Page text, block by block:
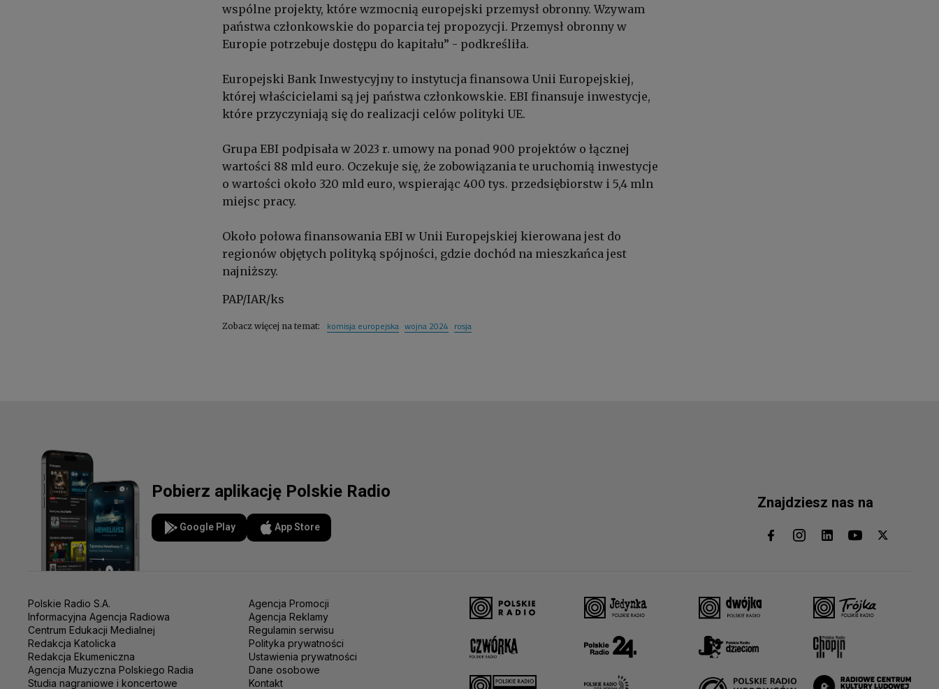
wspólne projekty, które wzmocnią europejski przemysł obronny. Wzywam
państwa członkowskie do poparcia tej propozycji. Przemysł obronny w
Europie potrzebuje dostępu do kapitału” - podkreśliła.
Europejski Bank Inwestycyjny to instytucja finansowa Unii Europejskiej,
której właścicielami są jej państwa członkowskie. EBI finansuje inwestycje,
które przyczyniają się do realizacji celów polityki UE.
Grupa EBI podpisała w 2023 r. umowy na ponad 900 projektów o łącznej
wartości 88 mld euro. Oczekuje się, że zobowiązania te uruchomią inwestycje
o wartości około 320 mld euro, wspierając 400 tys. przedsiębiorstw i 5,4 mln
miejsc pracy.
Około połowa finansowania EBI w Unii Europejskiej kierowana jest do
regionów objętych polityką spójności, gdzie dochód na mieszkańca jest
najniższy.
PAP/IAR/ks
Zobacz więcej na temat: komisja europejska wojna 2024 rosja
Pobierz aplikację Polskie Radio
Google Play App Store
Znajdziesz nas na
Polskie Radio S.A.
Informacyjna Agencja Radiowa
Centrum Edukacji Medialnej
Redakcja Katolicka
Redakcja Ekumeniczna
Agencja Muzyczna Polskiego Radia
Studia nagraniowe i koncertowe
Agencja Promocji
Agencja Reklamy
Regulamin serwisu
Polityka prywatności
Ustawienia prywatności
Dane osobowe
Kontakt